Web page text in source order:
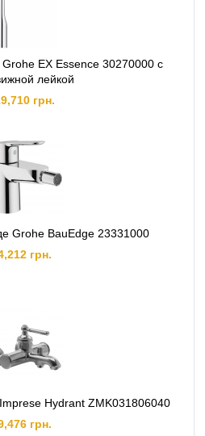
EX Essence 30270000 с
лейкой
грн.
Grohe BauEdge 23331000
грн.
Hydrant ZMK031806040
грн.